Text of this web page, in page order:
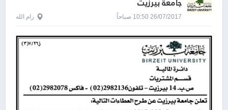
26/07/2017 10:50 صباحاً رام الله